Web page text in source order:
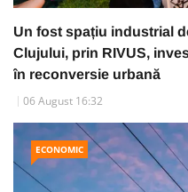
Un fost spațiu industrial
Clujului, prin RIVUS,
în reconversie urbană
06 August 16:32
ECONOMIC